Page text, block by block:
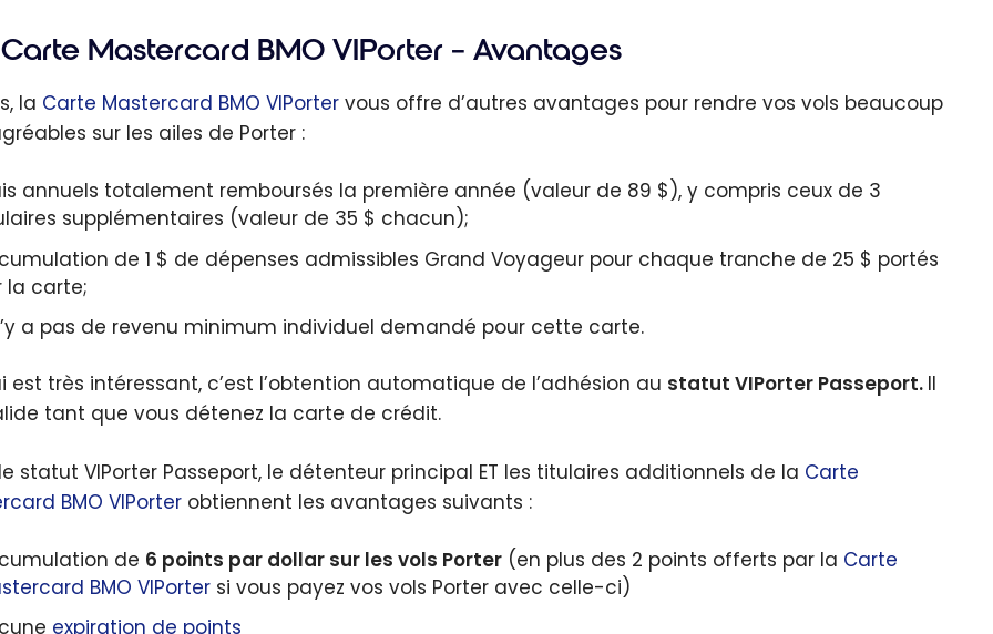
Carte Mastercard BMO VIPorter – Avantages
la Carte Mastercard BMO VIPorter vous offre d’autres avantages pour rendre vos vols beaucoup
sur les ailes de Porter :
annuels totalement remboursés la première année (valeur de 89 $), y compris ceux de 3
supplémentaires (valeur de 35 $ chacun);
de 1 $ de dépenses admissibles Grand Voyageur pour chaque tranche de 25 $ portés
la carte;
a pas de revenu minimum individuel demandé pour cette carte.
est très intéressant, c’est l’obtention automatique de l’adhésion au statut VIPorter Passeport. Il
tant que vous détenez la carte de crédit.
statut VIPorter Passeport, le détenteur principal ET les titulaires additionnels de la Carte
BMO VIPorter obtiennent les avantages suivants :
de 6 points par dollar sur les vols Porter(en plus des 2 points offerts par la Carte
BMO VIPortersi vous payez vos vols Porter avec celle-ci)
expiration de points